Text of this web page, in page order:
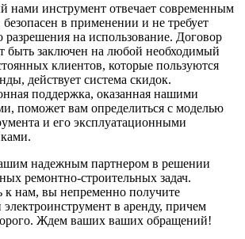
нами инструмент отвечает современным
в применении и не требует
разрешения на использование. Договор
быть заключен на любой необходимый
клиентов, которые пользуются
действует система скидок.
поддержка, оказанная нашими
поможет вам определиться с моделью
и его эксплуатационными
надежным партнером в решении
ремонтно-строительных задач.
к нам, вы непременно получите
в аренду, причем
Ждем ваших ваших обращений!